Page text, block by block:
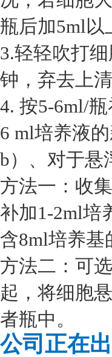
瓶后加5ml以
3.轻轻吹打
钟，弃去上
4. 按5-6ml/
6 ml培养液
b）、对于悬
方法一：收
补加1-2ml培
含8ml培养基
方法二：可
起，将细胞
者瓶中。
公司正在